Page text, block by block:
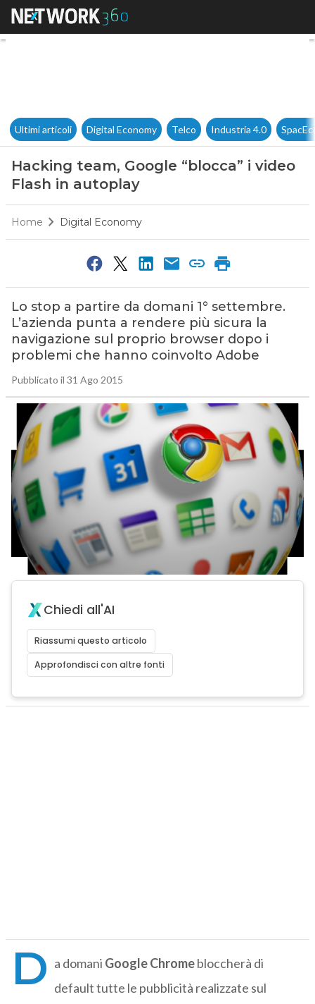
Hacking team, Google
Ultimi articoli Digital Economy Telco Industria 4.0
Hacking team, Google “blocca” i video
Flash in autoplay
Home Digital Economy
Lo stop a partire da domani 1° settembre.
L’azienda punta a rendere più sicura la
navigazione sul proprio browser dopo i
problemi che hanno coinvolto Adobe
Pubblicato il 31 Ago 2015
Chiedi all'AI
Riassumi questo articolo
Approfondisci con altre fonti
D a domani GoogleChromebloccherà di
default tutte le pubblicità realizzate sul